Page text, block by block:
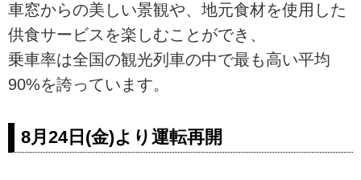
車窓からの美しい景観や、地元食材を使用した
供食サービスを楽しむことができ、
乗車率は全国の観光列車の中で最も高い平均
90%を誇っています。
8月24日(金)より運転再開